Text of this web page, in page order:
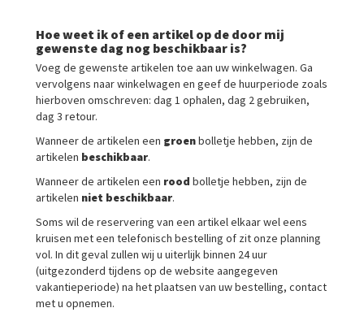
Hoe weet ik of een artikel op de door mij
gewenste dag nog beschikbaar is?
Voeg de gewenste artikelen toe aan uw winkelwagen. Ga
vervolgens naar winkelwagen en geef de huurperiode zoals
hierboven omschreven: dag 1 ophalen, dag 2 gebruiken,
dag 3 retour.
Wanneer de artikelen een groenbolletje hebben, zijn de
artikelen beschikbaar.
Wanneer de artikelen een rood bolletje hebben, zijn de
artikelen niet beschikbaar.
Soms wil de reservering van een artikel elkaar wel eens
kruisen met een telefonisch bestelling of zit onze planning
vol. In dit geval zullen wij u uiterlijk binnen 24 uur
(uitgezonderd tijdens op de website aangegeven
vakantieperiode) na het plaatsen van uw bestelling, contact
met u opnemen.